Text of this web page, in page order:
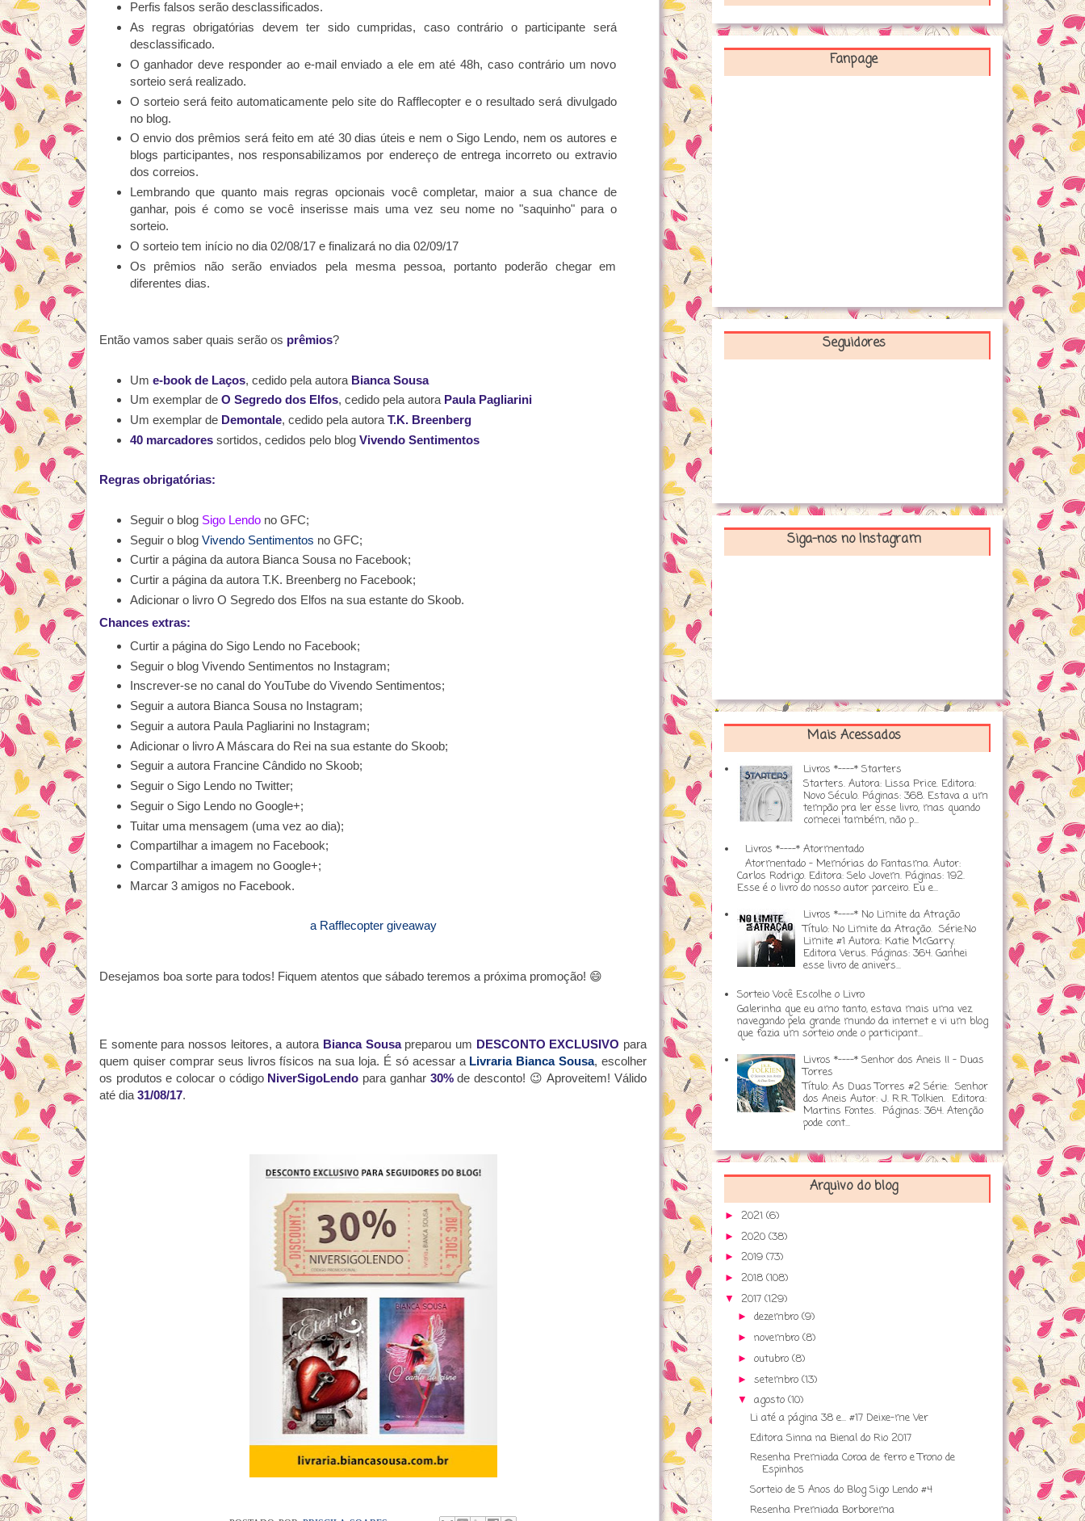
Perfis falsos serão desclassificados.
As regras obrigatórias devem ter sido cumpridas, caso contrário o participante será
desclassificado.
O ganhador deve responder ao e-mail enviado a ele em até 48h, caso contrário um novo
sorteio será realizado.
O sorteio será feito automaticamente pelo site do Rafflecopter e o resultado será divulgado
no blog.
O envio dos prêmios será feito em até 30 dias úteis e nem o Sigo Lendo, nem os autores e
blogs participantes, nos responsabilizamos por endereço de entrega incorreto ou extravio
dos correios.
Lembrando que quanto mais regras opcionais você completar, maior a sua chance de
ganhar, pois é como se você inserisse mais uma vez seu nome no "saquinho" para o
sorteio.
O sorteio tem início no dia 02/08/17 e finalizará no dia 02/09/17
Os prêmios não serão enviados pela mesma pessoa, portanto poderão chegar em
diferentes dias.
Então vamos saber quais serão os prêmios?
Um e-book de Laços, cedido pela autora Bianca Sousa
Um exemplar de O Segredo dos Elfos, cedido pela autora Paula Pagliarini
Um exemplar de Demontale, cedido pela autora T.K. Breenberg
40 marcadoressortidos, cedidos pelo blog Vivendo Sentimentos
Regras obrigatórias:
Seguir o blog Sigo Lendono GFC;
Seguir o blog Vivendo Sentimentos no GFC;
Curtir a página da autora Bianca Sousa no Facebook;
Curtir a página da autora T.K. Breenberg no Facebook;
Adicionar o livro O Segredo dos Elfos na sua estante do Skoob.
Chances extras:
Curtir a página do Sigo Lendo no Facebook;
Seguir o blog Vivendo Sentimentos no Instagram;
Inscrever-se no canal do YouTube do Vivendo Sentimentos;
Seguir a autora Bianca Sousa no Instagram;
Seguir a autora Paula Pagliarini no Instagram;
Adicionar o livro A Máscara do Rei na sua estante do Skoob;
Seguir a autora Francine Cândido no Skoob;
Seguir o Sigo Lendo no Twitter;
Seguir o Sigo Lendo no Google+;
Tuitar uma mensagem (uma vez ao dia);
Compartilhar a imagem no Facebook;
Compartilhar a imagem no Google+;
Marcar 3 amigos no Facebook.
a Rafflecopter giveaway
Desejamos boa sorte para todos! Fiquem atentos que sábado teremos a próxima promoção! 😄
E somente para nossos leitores, a autora Bianca Sousapreparou um DESCONTO EXCLUSIVO para
quem quiser comprar seus livros físicos na sua loja. É só acessar a Livraria Bianca Sousa, escolher
os produtos e colocar o código NiverSigoLendo para ganhar 30%de desconto! 😉 Aproveitem! Válido
até dia 31/08/17.
Fanpage
Seguidores
Siga-nos no Instagram
Mais Acessados
Livros *----* Starters
Starters. Autora: Lissa Price. Editora:
Novo Século. Páginas: 368. Estava a um
tempão pra ler esse livro, mas quando
comecei também, não p...
Livros *----* Atormentado
Atormentado - Memórias do Fantasma. Autor:
Carlos Rodrigo. Editora: Selo Jovem. Páginas: 192.
Esse é o livro do nosso autor parceiro. Eu e...
Livros *----* No Limite da Atração
Título: No Limite da Atração. Série:No
Limite #1 Autora: Katie McGarry.
Editora Verus. Páginas: 364. Ganhei
esse livro de anivers...
Sorteio Você Escolhe o Livro
Galerinha que eu amo tanto, estava mais uma vez
navegando pela grande mundo da internet e vi um blog
que fazia um sorteio onde o participant...
Livros *----* Senhor dos Aneis II - Duas
Torres
Título: As Duas Torres #2 Série: Senhor
dos Aneis Autor: J. R.R. Tolkien. Editora:
Martins Fontes. Páginas: 364. Atenção
pode cont...
Arquivo do blog
► 2021 (6)
► 2020 (38)
► 2019 (73)
► 2018 (108)
▼ 2017 (129)
► dezembro (9)
► novembro (8)
► outubro (8)
► setembro (13)
▼ agosto (10)
Li até a página 38 e... #17 Deixe-me Ver
Editora Sinna na Bienal do Rio 2017
Resenha Premiada Coroa de ferro e Trono de
Espinhos
Sorteio de 5 Anos do Blog Sigo Lendo #4
Resenha Premiada Borborema